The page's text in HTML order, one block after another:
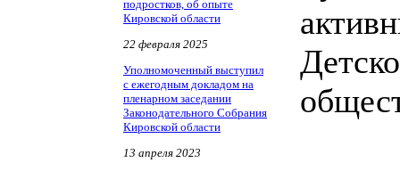
подростков, об опыте
Кировской области
22 февраля 2025
Уполномоченный выступил
с ежегодным докладом на
пленарном заседании
Законодательного Собрания
Кировской области
13 апреля 2023